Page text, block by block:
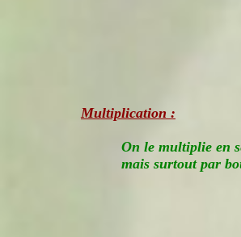
Multiplication :
On le multiplie en
mais surtout par